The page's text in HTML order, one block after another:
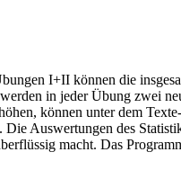
I+II können die
in jeder Übung zwei
können unter dem
Auswertungen des
macht. Das